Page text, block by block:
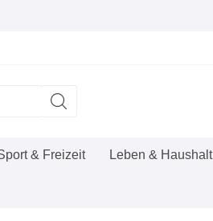
& Freizeit Leben & Haushalt